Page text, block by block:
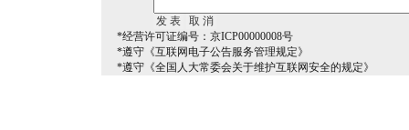
*经营许可证编号：京ICP00000008号
*遵守《互联网电子公告服务管理规定》
*遵守《全国人大常委会关于维护互联网安全的规定》